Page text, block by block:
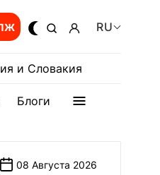
RU
и Словакия
Блоги
08 Августа 2026